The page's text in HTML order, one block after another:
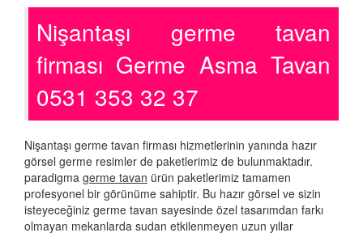
Nişantaşı germe tavan
firması Germe Asma Tavan
0531 353 32 37
Nişantaşı germe tavan firması hizmetlerinin yanında hazır
görsel germe resimler de paketlerimiz de bulunmaktadır.
paradigma germe tavan ürün paketlerimiz tamamen
profesyonel bir görünüme sahiptir. Bu hazır görsel ve sizin
isteyeceğiniz germe tavan sayesinde özel tasarımdan farkı
olmayan mekanlarda sudan etkilenmeyen uzun yıllar